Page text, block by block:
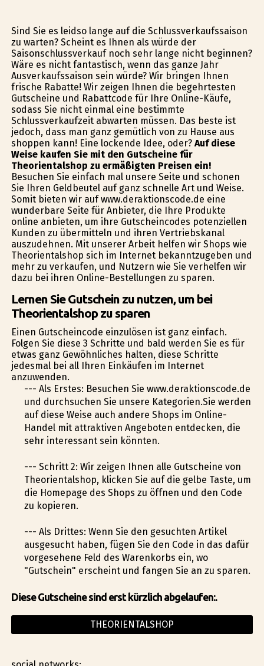
Sind Sie es leidso lange auf die Schlussverkaufssaison
zu warten? Scheint es Ihnen als würde der
Saisonschlussverkauf noch sehr lange nicht beginnen?
Wäre es nicht fantastisch, wenn das ganze Jahr
Ausverkaufssaison sein würde? Wir bringen Ihnen
frische Rabatte! Wir zeigen Ihnen die begehrtesten
Gutscheine und Rabattcode für Ihre Online-Käufe,
sodass Sie nicht einmal eine bestimmte
Schlussverkaufzeit abwarten müssen. Das beste ist
jedoch, dass man ganz gemütlich von zu Hause aus
shoppen kann! Eine lockende Idee, oder? Auf diese
Weise kaufen Sie mit den Gutscheine für
Theorientalshop zu ermäßigten Preisen ein!
Besuchen Sie einfach mal unsere Seite und schonen
Sie Ihren Geldbeutel auf ganz schnelle Art und Weise.
Somit bieten wir auf www.deraktionscode.de eine
wunderbare Seite für Anbieter, die Ihre Produkte
online anbieten, um ihre Gutscheincodes potenziellen
Kunden zu übermitteln und ihren Vertriebskanal
auszudehnen. Mit unserer Arbeit helfen wir Shops wie
Theorientalshop sich im Internet bekanntzugeben und
mehr zu verkaufen, und Nutzern wie Sie verhelfen wir
dazu bei ihren Online-Bestellungen zu sparen.
Lernen Sie Gutschein zu nutzen, um bei
Theorientalshop zu sparen
Einen Gutscheincode einzulösen ist ganz einfach.
Folgen Sie diese 3 Schritte und bald werden Sie es für
etwas ganz Gewöhnliches halten, diese Schritte
jedesmal bei all Ihren Einkäufen im Internet
anzuwenden.
--- Als Erstes: Besuchen Sie www.deraktionscode.de
und durchsuchen Sie unsere Kategorien.Sie werden
auf diese Weise auch andere Shops im Online-
Handel mit attraktiven Angeboten entdecken, die
sehr interessant sein könnten.
--- Schritt 2: Wir zeigen Ihnen alle Gutscheine von
Theorientalshop, klicken Sie auf die gelbe Taste, um
die Homepage des Shops zu öffnen und den Code
zu kopieren.
--- Als Drittes: Wenn Sie den gesuchten Artikel
ausgesucht haben, fügen Sie den Code in das dafür
vorgesehene Feld des Warenkorbs ein, wo
"Gutschein" erscheint und fangen Sie an zu sparen.
Diese Gutscheine sind erst kürzlich abgelaufen:.
THEORIENTALSHOP